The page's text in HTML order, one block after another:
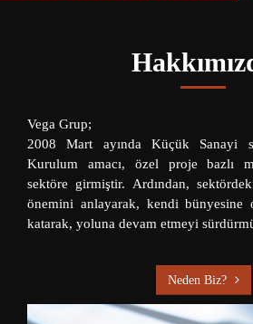
Vega Grup;
2008 Mart ayında Küçük Sanayi
Kurulum amacı, özel proje bazlı
sektöre girmiştir. Ardından,
önemini anlayarak, kendi bünyesine
katarak, yoluna devam etmeyi
Neden Biz?